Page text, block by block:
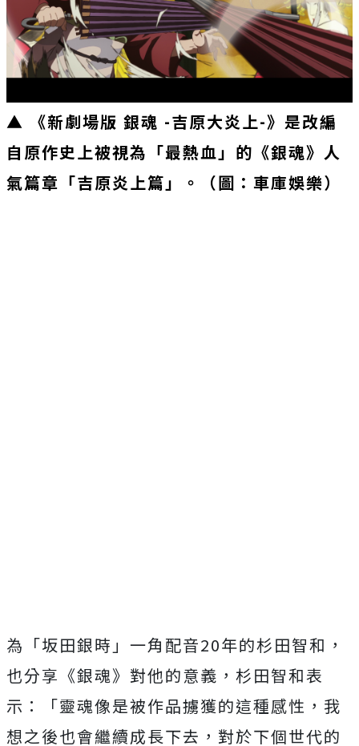
▲ 《新劇場版 銀魂 -吉原大炎上-》是改編
自原作史上被視為「最熱血」的《銀魂》人
氣篇章「吉原炎上篇」。（圖：車庫娛樂）
為「坂田銀時」一角配音20年的杉田智和，
也分享《銀魂》對他的意義，杉田智和表
示：「靈魂像是被作品擄獲的這種感性，我
想之後也會繼續成長下去，對於下個世代的